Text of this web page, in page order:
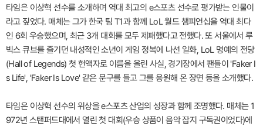
타임은 이상혁 선수를 소개하며 역대 최고의 e스포츠 선수로 평가받는 인물이
라고 짚었다. 매체는 그가 한국 팀 T1과 함께 LoL 월드 챔피언십을 역대 최다
인 6회 우승했으며, 최근 3개 대회를 모두 제패했다고 전했다. 또 서울에서 루
빅스 큐브를 즐기던 내성적인 소년이 게임 정복에 나선 일화, LoL 명예의 전당
(Hall of Legends) 첫 헌액자로 이름을 올린 사실, 경기장에서 팬들이 'Faker I
s Life', 'Faker Is Love' 같은 문구를 들고 그를 응원해 온 장면 등을 소개했다.
타임은 이상혁 선수의 위상을 e스포츠 산업의 성장과 함께 조명했다. 매체는 1
972년 스탠퍼드대에서 열린 첫 대회(우승 상품이 음악 잡지 구독권이었다)에